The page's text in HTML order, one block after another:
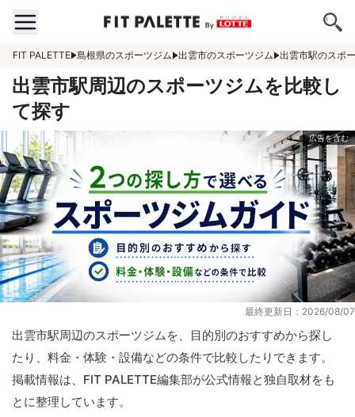
FIT PALETTE 島根県のスポーツジム 出雲市のスポーツジム 出雲市駅のスポ
出雲市駅周辺のスポーツジムを比較し
て探す
最終更新日：2026/08/07
出雲市駅周辺のスポーツジムを、目的別のおすすめから探し
たり、料金・体験・設備などの条件で比較したりできます。
掲載情報は、FIT PALETTE編集部が公式情報と独自取材をも
とに整理しています。